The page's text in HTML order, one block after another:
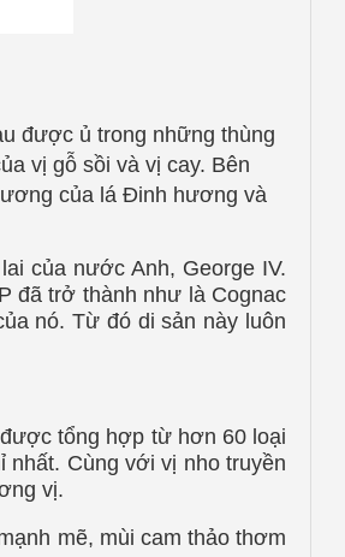
được ủ trong những thùng
vị gỗ sồi và vị cay. Bên
của lá Đinh hương và
của nước Anh, George IV.
đã trở thành như là Cognac
nó. Từ đó di sản này luôn
tổng hợp từ hơn 60 loại
Cùng với vị nho truyền
vị.
mẽ, mùi cam thảo thơm